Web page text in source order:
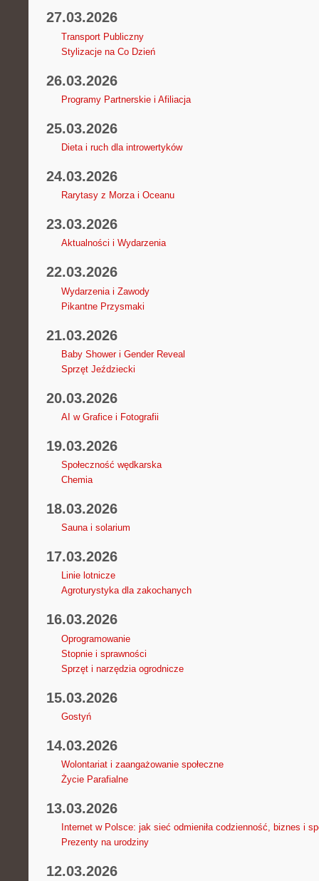
27.03.2026
Transport Publiczny
Stylizacje na Co Dzień
26.03.2026
Programy Partnerskie i Afiliacja
25.03.2026
Dieta i ruch dla introwertyków
24.03.2026
Rarytasy z Morza i Oceanu
23.03.2026
Aktualności i Wydarzenia
22.03.2026
Wydarzenia i Zawody
Pikantne Przysmaki
21.03.2026
Baby Shower i Gender Reveal
Sprzęt Jeździecki
20.03.2026
AI w Grafice i Fotografii
19.03.2026
Społeczność wędkarska
Chemia
18.03.2026
Sauna i solarium
17.03.2026
Linie lotnicze
Agroturystyka dla zakochanych
16.03.2026
Oprogramowanie
Stopnie i sprawności
Sprzęt i narzędzia ogrodnicze
15.03.2026
Gostyń
14.03.2026
Wolontariat i zaangażowanie społeczne
Życie Parafialne
13.03.2026
Internet w Polsce: jak sieć odmieniła codzienność, biznes i
Prezenty na urodziny
12.03.2026